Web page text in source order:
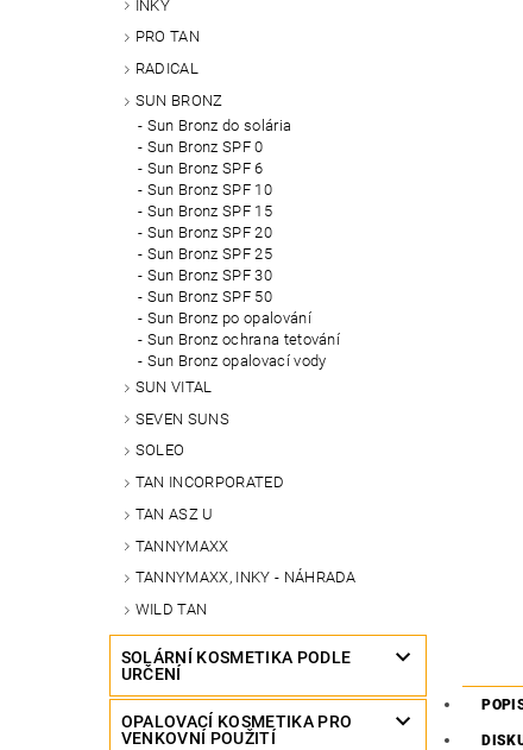
INKY
PRO TAN
RADICAL
SUN BRONZ
Sun Bronz do solária
Sun Bronz SPF 0
Sun Bronz SPF 6
Sun Bronz SPF 10
Sun Bronz SPF 15
Sun Bronz SPF 20
Sun Bronz SPF 25
Sun Bronz SPF 30
Sun Bronz SPF 50
Sun Bronz po opalování
Sun Bronz ochrana tetování
Sun Bronz opalovací vody
SUN VITAL
SEVEN SUNS
SOLEO
TAN INCORPORATED
TAN ASZ U
TANNYMAXX
TANNYMAXX, INKY - NÁHRADA
WILD TAN
SOLÁRNÍ KOSMETIKA PODLE
URČENÍ
OPALOVACÍ KOSMETIKA PRO
VENKOVNÍ POUŽITÍ